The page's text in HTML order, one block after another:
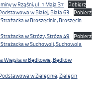
w Rząśni, ul. 1 Maja 37
Pobierz
w Białej, Biała 63
Pobierz
w Broszęcinie, Broszęcin
w Stróży, Stróża 49
Pobierz
w Suchowoli, Suchowola
Wiejska w Będkowie, Będków
w Zielęcinie, Zielęcin